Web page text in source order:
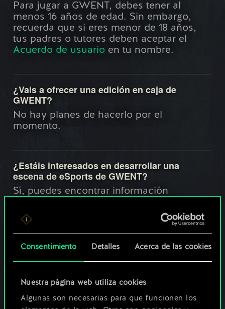
Consentimiento Detalles Acerca de las cookies
Nuestra página web utiliza cookies
Algunas son necesarias para que funcionen los
Para jugar a GWENT, debes tener al
menos 16 años de edad. Sin embargo,
recuerda que si eres menor de 18 años,
tus padres o tutores deben aceptar el
Acuerdo de usuario en tu nombre.
¿Vais a ofrecer una edición en caja de
GWENT?
No hay planes de hacerlo por el
momento.
¿Estáis interesados en desarrollar una
escena de eSports de GWENT?
Sí, puedes encontrar información
relacionados con el GWENT competitivo
enmasters.playgwent.com
¿Qué idiomas están disponibles en GWENT?
En la actualidad, GWENT está disponible
en inglés, polaco, francés, ruso, alemán,
portugués brasileño, italiano, español,